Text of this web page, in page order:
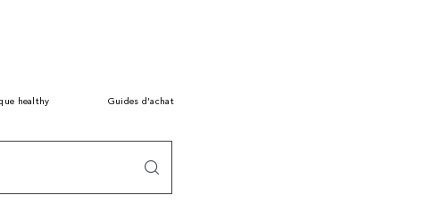
healthy Guides d’achat